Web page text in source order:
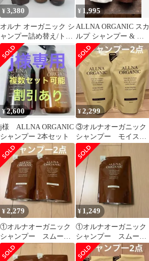
¥3,380
オルナ オーガニック シ
ャンプー詰め替え/トリ
ートメント/シャンプー
セッ
ト//734533/X000KX1VU
F/X000KRTCNT/X000T
U2EOL
¥ 1,995
ALLNA ORGANIC スカ
ルプ シャンプー & ト
リートメント400ml
¥2,600
j様 ALLNA ORGANIC
シャンプー 2本セット
¥2,299
③オルナオーガニック
シャンプー モイスチ
ャータイプ2点
¥2,279
①オルナオーガニック
シャンプー スムース
タイプ2点
¥ 1,249
①オルナオーガニック
シャンプー スムース
タイプ